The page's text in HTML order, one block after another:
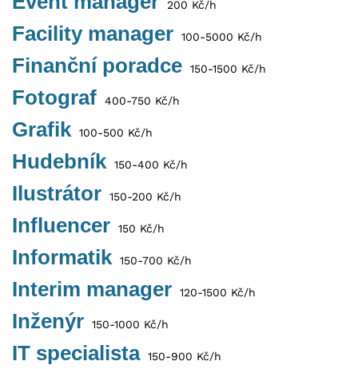
200 Kč/h
Facility manager 100-5000 Kč/h
Finanční poradce 150-1500 Kč/h
Fotograf 400-750 Kč/h
Grafik 100-500 Kč/h
Hudebník 150-400 Kč/h
Ilustrátor 150-200 Kč/h
Influencer 150 Kč/h
Informatik 150-700 Kč/h
Interim manager 120-1500 Kč/h
Inženýr 150-1000 Kč/h
IT specialista150-900 Kč/h